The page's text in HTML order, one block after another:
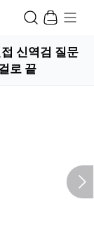
신역검 질문
로 끝